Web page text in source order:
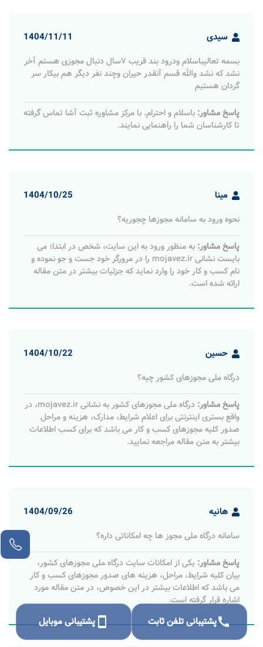
سیدی 1404/11/11
بسمه تعالیباسلام ودرود بند قریب ۷سال دنبال مجوزی هستم آخر
نشد که نشد ‌والله قسم آنقدر حیران وچند نفر دیگر هم بیکار سر
گردان هستیم
پاسخ مشاور: باسلام و احترام. با مرکز مشاوره ثبت آشا تماس گرفته
تا کارشناسان شما را راهنمایی نمایند.
مینا 1404/10/25
نحوه ورود به سامانه مجوزها چجوریه؟
پاسخ مشاور: به منظور ورود به این سایت، شخص در ابتدا؛ می
بایست نشانی mojavez.ir را در مرورگر خود جست و جو نموده و
نام کسب و کار خود را وارد نماید که جزئیات بیشتر در متن مقاله
ارائه شده است.
حسین 1404/10/22
درگاه ملی مجوزهای کشور چیه؟
پاسخ مشاور:
درگاه ملی مجوزهای کشور به نشانی mojavez.ir، در
واقع بستری اینترنتی برای اعلام شرایط، مدارک، هزینه و مراحل
صدور کلیه مجوزهای کسب و کار می باشد که برای کسب اطلاعات
بیشتر به متن مقاله مراجعه نمایید.
هانیه 1404/09/26
سامانه درگاه ملی مجوز ها چه امکاناتی داره؟
پاسخ مشاور: یکی از امکانات سایت درگاه ملی مجوزهای کشور،
بیان کلیه شرایط، مراحل، هزینه های صدور مجوزهای کسب و کار
می باشد که اطلاعات بیشتر در این خصوص، در متن مقاله مورد
اشاره قرار گرفته است.
callپشتیبانی تلفن ثابت smartphoneپشتیبانی موبایل